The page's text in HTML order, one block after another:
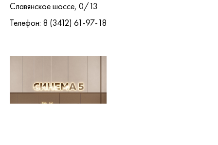
Славянское шоссе, 0/13
Телефон: 8 (3412) 61-97-18